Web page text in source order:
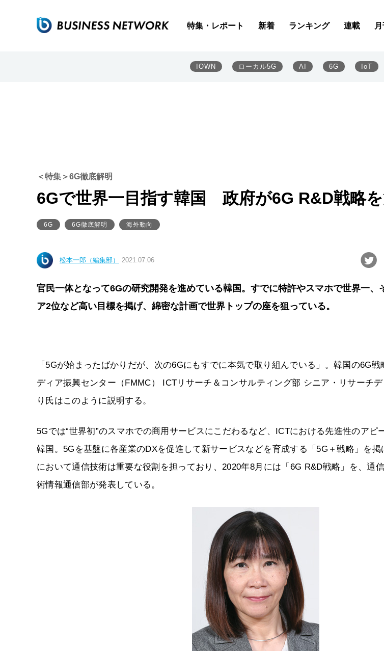
特集・レポート 新着 ランキング 連載
IOWN ローカル5G AI 6G IoT
＜特集＞6G徹底解明
6Gで世界一目指す韓国 政府が6G R&D戦略
6G 6G徹底解明 海外動向
松本一郎（編集部） 2021.07.06
官民一体となって6Gの研究開発を進めている韓国。すでに特許やスマホで世界一、
ア2位など高い目標を掲げ、綿密な計画で世界トップの座を狙っている。
「5Gが始まったばかりだが、次の6Gにもすでに本気で取り組んでいる」。韓国の6G戦
ディア振興センター（FMMC） ICTリサーチ＆コンサルティング部 シニア・リサーチ
り氏はこのように説明する。
5Gでは“世界初”のスマホでの商用サービスにこだわるなど、ICTにおける先進性のアピ
韓国。5Gを基盤に各産業のDXを促進して新サービスなどを育成する「5G＋戦略」を
において通信技術は重要な役割を担っており、2020年8月には「6G R&D戦略」を、通
術情報通信部が発表している。